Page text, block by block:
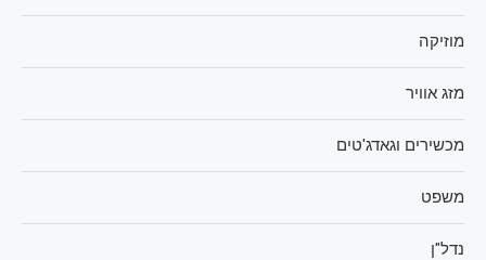
מוזיקה
מזג אוויר
מכשירים וגאדג'טים
משפט
נדל"ן